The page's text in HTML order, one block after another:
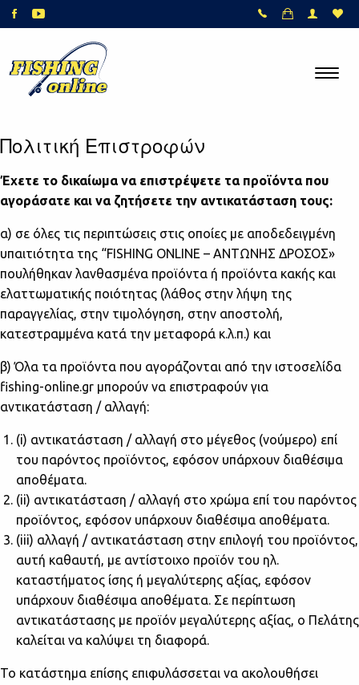
Πολιτική Επιστροφών
Έχετε το δικαίωμα να επιστρέψετε τα προϊόντα που
αγοράσατε και να ζητήσετε την αντικατάσταση τους:
α) σε όλες τις περιπτώσεις στις οποίες με αποδεδειγμένη
υπαιτιότητα της “FISHING ONLINE – ΑΝΤΩΝΗΣ ΔΡΟΣΟΣ»
πουλήθηκαν λανθασμένα προϊόντα ή προϊόντα κακής και
ελαττωματικής ποιότητας (λάθος στην λήψη της
παραγγελίας, στην τιμολόγηση, στην αποστολή,
κατεστραμμένα κατά την μεταφορά κ.λ.π.) και
β) Όλα τα προϊόντα που αγοράζονται από την ιστοσελίδα
fishing-online.gr μπορούν να επιστραφούν για
αντικατάσταση / αλλαγή:
(i) αντικατάσταση / αλλαγή στο μέγεθος (νούμερο) επί
του παρόντος προϊόντος, εφόσον υπάρχουν διαθέσιμα
αποθέματα.
(ii) αντικατάσταση / αλλαγή στο χρώμα επί του παρόντος
προϊόντος, εφόσον υπάρχουν διαθέσιμα αποθέματα.
(iii) αλλαγή / αντικατάσταση στην επιλογή του προϊόντος,
αυτή καθαυτή, με αντίστοιχο προϊόν του ηλ.
καταστήματος ίσης ή μεγαλύτερης αξίας, εφόσον
υπάρχουν διαθέσιμα αποθέματα. Σε περίπτωση
αντικατάστασης με προϊόν μεγαλύτερης αξίας, ο Πελάτης
καλείται να καλύψει τη διαφορά.
Το κατάστημα επίσης επιφυλάσσεται να ακολουθήσει